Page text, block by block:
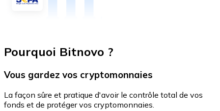
Pourquoi Bitnovo ?
Vous gardez vos cryptomonnaies
La façon sûre et pratique d'avoir le contrôle total de vos
fonds et de protéger vos cryptomonnaies.